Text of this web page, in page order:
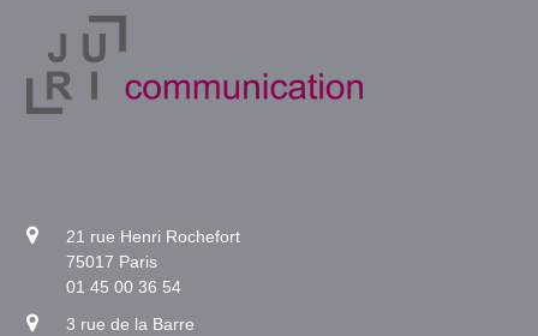
21 rue Henri Rochefort
75017 Paris
01 45 00 36 54
3 rue de la Barre